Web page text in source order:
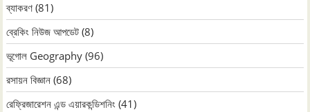
ব্যাকরণ (81)
ব্রেকিং নিউজ আপডেট (8)
ভূগোল Geography (96)
রসায়ন বিজ্ঞান (68)
রেফ্রিজারেশন এন্ড এয়ারকন্ডিশনিং (41)